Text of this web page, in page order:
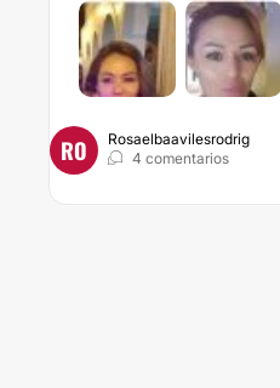
RO
Rosaelbaavilesrodrig
4 comentarios